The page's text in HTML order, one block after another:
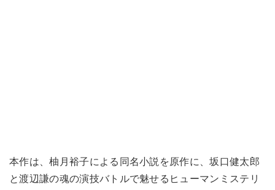
本作は、柚月裕子による同名小説を原作に、坂口健太郎
と渡辺謙の魂の演技バトルで魅せるヒューマンミステリ